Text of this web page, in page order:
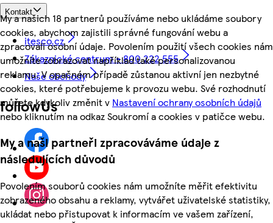
My a našich 18 partnerů používáme nebo ukládáme soubory
cookies, abychom zajistili správné fungování webu a
zpracovali osobní údaje. Povolením použití všech cookies nám
umožníte zobrazovat například také personalizovanou
reklamu. V opačném případě zůstanou aktivní jen nezbytné
cookies, které potřebujeme k provozu webu. Své rozhodnutí
můžete kdykoliv změnit v Nastavení ochrany osobních údajů
nebo kliknutím na odkaz Soukromí a cookies v patičce webu.
My a naši partneři zpracováváme údaje z
následujících důvodů
Povolením souborů cookies nám umožníte měřit efektivitu
zobrazeného obsahu a reklamy, vytvářet uživatelské statistiky,
ukládat nebo přistupovat k informacím ve vašem zařízení,
Kontakt
itesco.cz
Zákaznické centrum - 800 222 555
Naše obchody
followUs